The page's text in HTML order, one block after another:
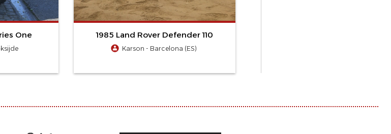
One 1985 Land Rover Defender 110
Karson - Barcelona (ES)